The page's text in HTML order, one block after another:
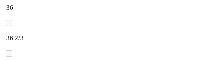
36
36 2/3